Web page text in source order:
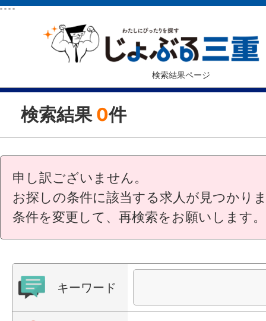
" " " "
検索結果ページ
検索結果 0件
申し訳ございません。
お探しの条件に該当する求人が見つかり
条件を変更して、再検索をお願いします。
キーワード